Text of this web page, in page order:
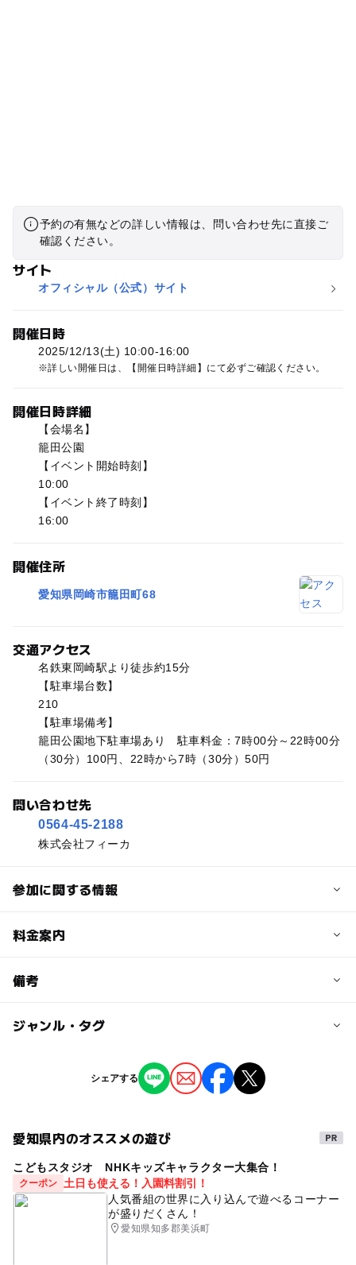
予約の有無などの詳しい情報は、問い合わせ先に直接ご
確認ください。
サイト
オフィシャル（公式）サイト
開催日時
2025/12/13(土) 10:00-16:00
詳しい開催日は、【開催日時詳細】にて必ずご確認ください。
開催日時詳細
【会場名】
籠田公園
【イベント開始時刻】
10:00
【イベント終了時刻】
16:00
開催住所
愛知県岡崎市籠田町68
交通アクセス
名鉄東岡崎駅より徒歩約15分
【駐車場台数】
210
【駐車場備考】
籠田公園地下駐車場あり 駐車料金：7時00分～22時00分
（30分）100円、22時から7時（30分）50円
問い合わせ先
0564-45-2188
株式会社フィーカ
参加に関する情報
予約/応募
料金案内
料金について
備考
※掲載の情報は天候や主催者側の都合などにより変更にな
情報提供：イベントバンク
ジャンル・タグ
シェアする
愛知県内のオススメの遊び
こどもスタジオ NHKキッズキャラクター大集合！
クーポン
土日も使える！入園料割引！
人気番組の世界に入り込んで遊べるコーナー
が盛りだくさん！
愛知県知多郡美浜町